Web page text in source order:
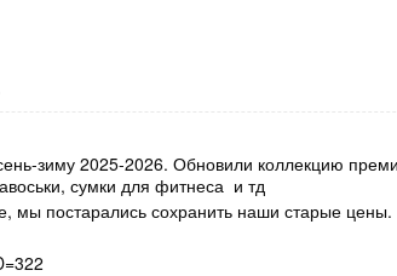
зиму 2025-2026. Обновили коллекцию
сумки для фитнеса и тд
мы постарались сохранить наши старые цены.